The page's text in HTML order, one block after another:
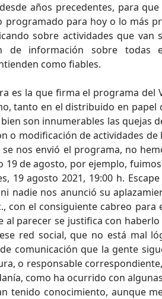
años precedentes, para
programado para hoy o lo más
sobre actividades que
de información sobre
como fiables.
es la que firma el programa del
tanto en el distribuido en papel
son innumerables las quejas
o modificación de actividades
nos envió el programa, no
19 de agosto, por ejemplo,
19 agosto 2021, 19:00 h.
nadie nos anunció su
con el consiguiente cabreo para
al parecer se justifica con
red social, que no está mal
comunicación que la gente
o responsable
como ha ocurrido con
tenido conocimiento, aunque